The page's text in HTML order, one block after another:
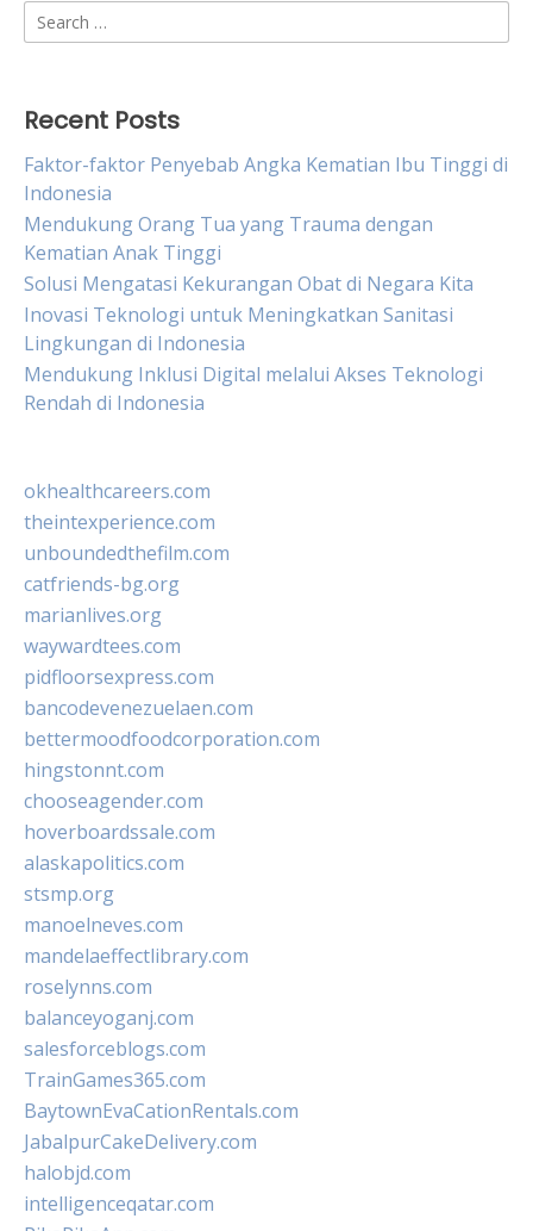
Search
for:
Recent Posts
Faktor-faktor Penyebab Angka Kematian Ibu Tinggi di
Indonesia
Mendukung Orang Tua yang Trauma dengan
Kematian Anak Tinggi
Solusi Mengatasi Kekurangan Obat di Negara Kita
Inovasi Teknologi untuk Meningkatkan Sanitasi
Lingkungan di Indonesia
Mendukung Inklusi Digital melalui Akses Teknologi
Rendah di Indonesia
okhealthcareers.com
theintexperience.com
unboundedthefilm.com
catfriends-bg.org
marianlives.org
waywardtees.com
pidfloorsexpress.com
bancodevenezuelaen.com
bettermoodfoodcorporation.com
hingstonnt.com
chooseagender.com
hoverboardssale.com
alaskapolitics.com
stsmp.org
manoelneves.com
mandelaeffectlibrary.com
roselynns.com
balanceyoganj.com
salesforceblogs.com
TrainGames365.com
BaytownEvaCationRentals.com
JabalpurCakeDelivery.com
halobjd.com
intelligenceqatar.com